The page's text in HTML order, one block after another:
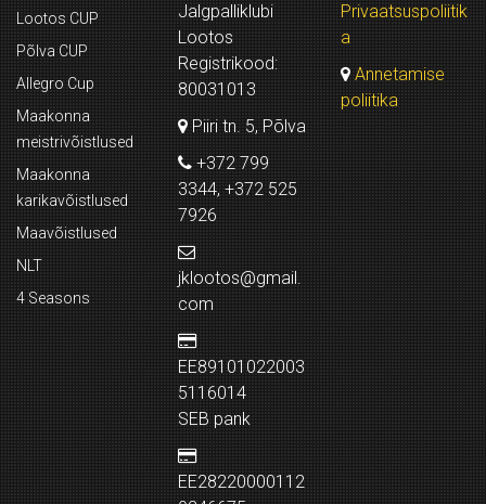
Lootos CUP
Põlva CUP
Allegro Cup
Maakonna
meistrivõistlused
Maakonna
karikavõistlused
Maavõistlused
NLT
4 Seasons
Jalgpalliklubi
Lootos
Registrikood:
80031013
Piiri tn. 5, Põlva
+372 799
3344, +372 525
7926
jklootos@gmail.
com
EE89101022003
5116014
SEB pank
EE28220000112
Privaatsuspoliitik
a
Annetamise
poliitika